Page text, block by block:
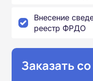
Внесение
реестр ФРДО
Заказать